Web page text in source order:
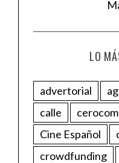
LO
advertorial
calle
Cine Español
crowdfunding